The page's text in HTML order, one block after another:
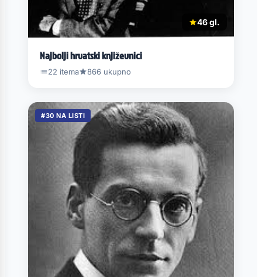
46 gl.
Najbolji hrvatski književnici
22 itema 866 ukupno
#30 NA LISTI